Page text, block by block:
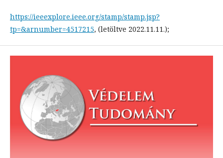
https://ieeexplore.ieee.org/stamp/stamp.jsp?
tp=&arnumber=4517215, (letöltve 2022.11.11.);